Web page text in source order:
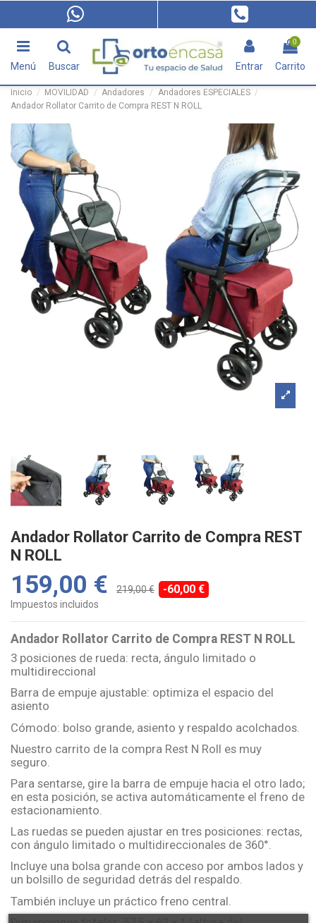
Menú Buscar Entrar
0
Carrito
Inicio MOVILIDAD Andadores
Andadores ESPECIALES
Andador Rollator Carrito de Compra REST N ROLL
Andador Rollator Carrito de Compra REST
N ROLL
159,00 € 219,00 € -60,00 €
Impuestos incluidos
Andador Rollator Carrito de Compra REST N ROLL
3 posiciones de rueda: recta, ángulo limitado o
multidireccional
Barra de empuje ajustable: optimiza el espacio del
asiento
Cómodo: bolso grande, asiento y respaldo acolchados.
Nuestro carrito de la compra Rest N Roll es muy
seguro.
Para sentarse, gire la barra de empuje hacia el otro lado;
en esta posición, se activa automáticamente el freno de
estacionamiento.
Las ruedas se pueden ajustar en tres posiciones: rectas,
con ángulo limitado o multidireccionales de 360°.
Incluye una bolsa grande con acceso por ambos lados y
un bolsillo de seguridad detrás del respaldo.
También incluye un práctico freno central.